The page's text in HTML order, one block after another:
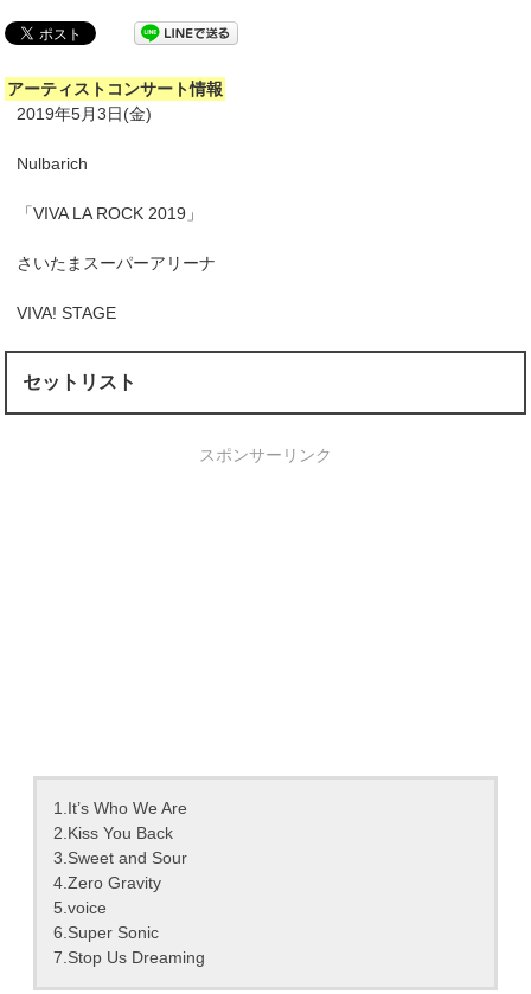
アーティストコンサート情報
2019年5月3日(金)
Nulbarich
「VIVA LA ROCK 2019」
さいたまスーパーアリーナ
VIVA! STAGE
セットリスト
スポンサーリンク
1.It’s Who We Are
2.Kiss You Back
3.Sweet and Sour
4.Zero Gravity
5.voice
6.Super Sonic
7.Stop Us Dreaming